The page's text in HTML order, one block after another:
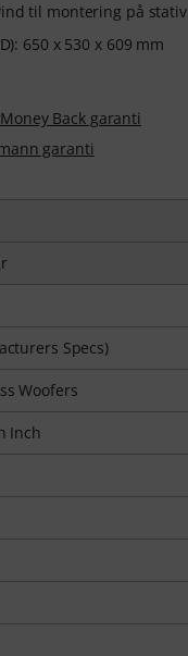
til montering på stativ
650 x 530 x 609 mm
Back garanti
garanti
Specs)
Woofers
Inch